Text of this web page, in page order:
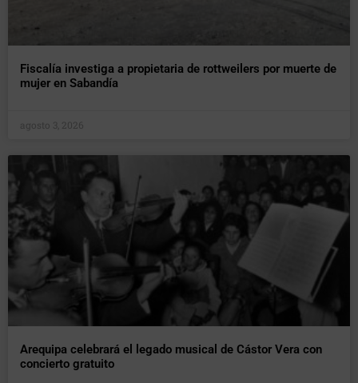
Fiscalía investiga a propietaria de rottweilers por muerte de
mujer en Sabandía
agosto 3, 2026
Arequipa celebrará el legado musical de Cástor Vera con
concierto gratuito